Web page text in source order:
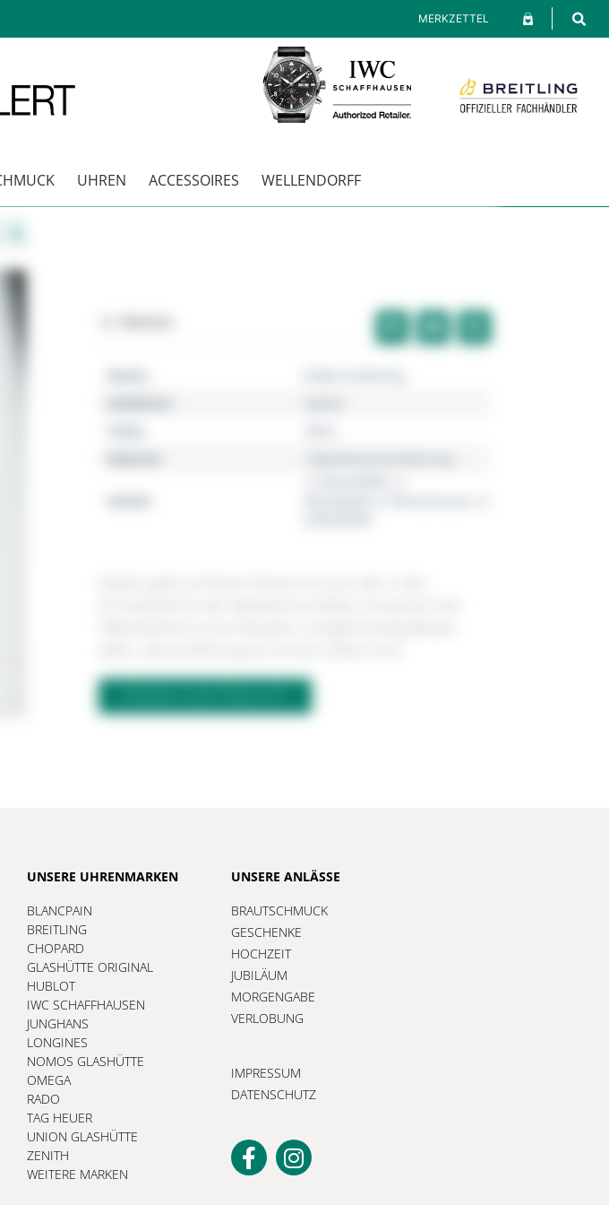
MERKZETTEL
UHREN ACCESSOIRES WELLENDORFF
UNSERE UHRENMARKEN
BLANCPAIN
BREITLING
CHOPARD
GLASHÜTTE ORIGINAL
HUBLOT
IWC SCHAFFHAUSEN
JUNGHANS
LONGINES
NOMOS GLASHÜTTE
OMEGA
RADO
TAG HEUER
UNION GLASHÜTTE
ZENITH
WEITERE MARKEN
UNSERE ANLÄSSE
BRAUTSCHMUCK
GESCHENKE
HOCHZEIT
JUBILÄUM
MORGENGABE
VERLOBUNG
IMPRESSUM
DATENSCHUTZ